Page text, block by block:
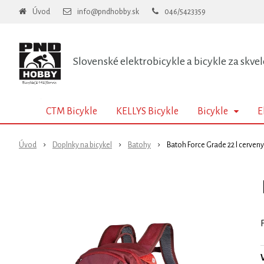
Slovenské elektrobicykle a bicykle za
Úvod info@pndhobby.sk 046/5423359
CTM Bicykle KELLYS Bicykle Bicykle
Úvod Doplnky na bicykel Batohy Batoh Force Grade 22 l cerveny